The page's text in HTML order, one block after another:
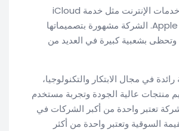
واي زد أيضاً تقدم خدمات الإنترنت مثل خدمة iCloud
وiTunes وApple Music. الشركة مشهورة بتصميماتها
وتحظى بشعبية كبيرة في العديد من
في مجال الابتكار والتكنولوجيا،
منتجات عالية الجودة وتجربة مستخدم
تعتبر واحدة من أكبر الشركات في
السوقية وتعتبر واحدة من أكثر